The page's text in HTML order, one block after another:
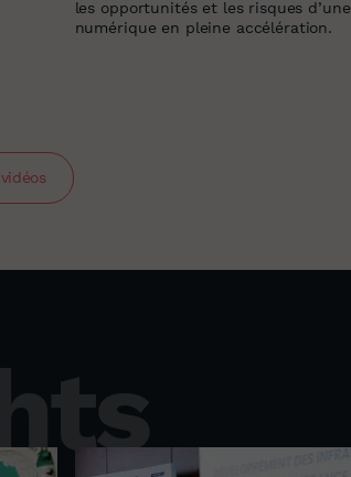
les opportunités et les risques
numérique en pleine accélération.